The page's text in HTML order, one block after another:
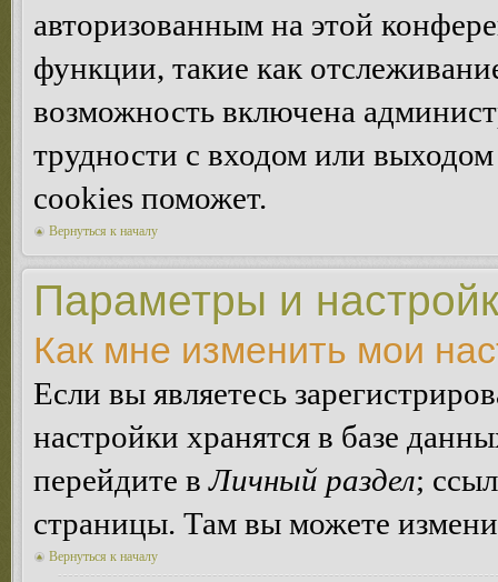
авторизованным на этой
функции, такие как
возможность включена
трудности с входом или
cookies поможет.
Вернуться к началу
Параметры и
Как мне изменить мои
Если вы являетесь
настройки хранятся в базе
перейдите вЛичный раздел;
страницы. Там вы можете
Вернуться к началу